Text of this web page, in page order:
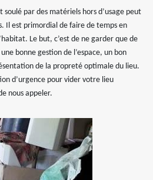
par des matériels hors d’usage peut
Il est primordial de faire de temps en
Le but, c’est de ne garder que de
bonne gestion de l’espace, un bon
de la propreté optimale du lieu.
d’urgence pour vider votre lieu
nous appeler.